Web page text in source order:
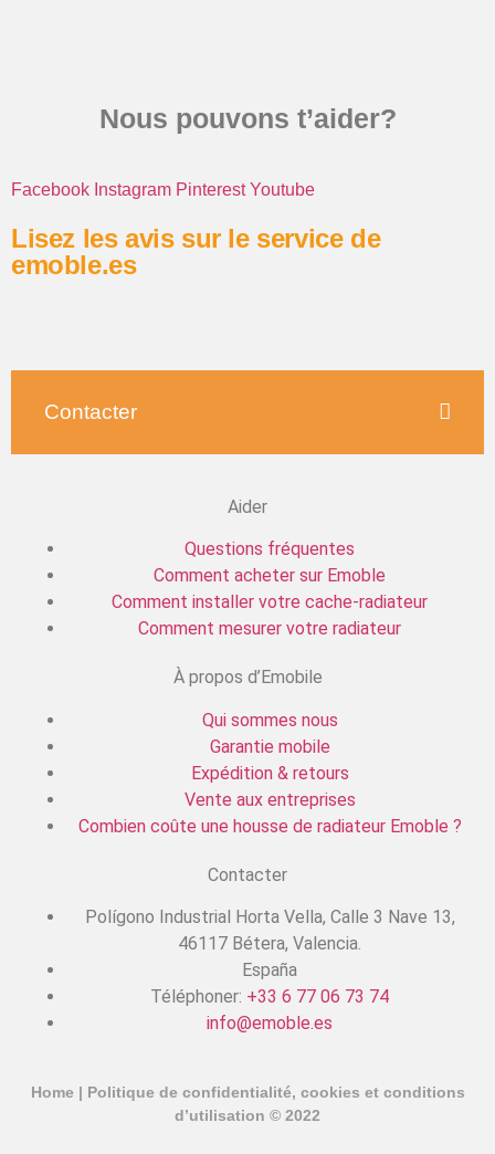
Nous pouvons t’aider?
Facebook Instagram Pinterest Youtube
Lisez les avis sur le service de
emoble.es
Contacter
Aider
Questions fréquentes
Comment acheter sur Emoble
Comment installer votre cache-radiateur
Comment mesurer votre radiateur
À propos d’Emobile
Qui sommes nous
Garantie mobile
Expédition & retours
Vente aux entreprises
Combien coûte une housse de radiateur Emoble ?
Contacter
Polígono Industrial Horta Vella, Calle 3 Nave 13,
46117 Bétera, Valencia.
España
Téléphoner: +33 6 77 06 73 74
info@emoble.es
Home | Politique de confidentialité, cookies et conditions
d’utilisation © 2022